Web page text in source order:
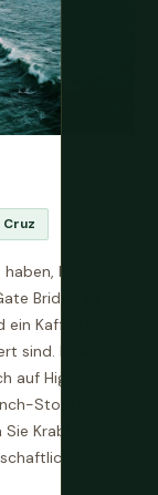
Cruz
bevor
Bridge zu
Kaffee im
sind. Holen
auf Highway
Stopp,
Krabbe